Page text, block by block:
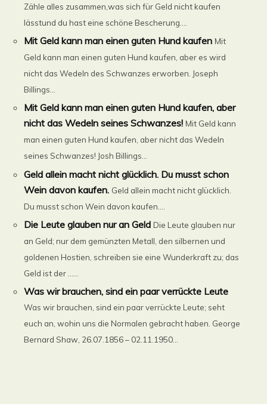
Zähle alles zusammen,was sich für Geld nicht kaufen
lässtund du hast eine schöne Bescherung....
Mit Geld kann man einen guten Hund kaufen Mit
Geld kann man einen guten Hund kaufen, aber es wird
nicht das Wedeln des Schwanzes erworben. Joseph
Billings...
Mit Geld kann man einen guten Hund kaufen, aber
nicht das Wedeln seines Schwanzes! Mit Geld kann
man einen guten Hund kaufen, aber nicht das Wedeln
seines Schwanzes! Josh Billings...
Geld allein macht nicht glücklich. Du musst schon
Wein davon kaufen. Geld allein macht nicht glücklich.
Du musst schon Wein davon kaufen....
Die Leute glauben nur an Geld Die Leute glauben nur
an Geld; nur dem gemünzten Metall, den silbernen und
goldenen Hostien, schreiben sie eine Wunderkraft zu; das
Geld ist der ......
Was wir brauchen, sind ein paar verrückte Leute
Was wir brauchen, sind ein paar verrückte Leute; seht
euch an, wohin uns die Normalen gebracht haben. George
Bernard Shaw, 26.07.1856 – 02.11.1950...